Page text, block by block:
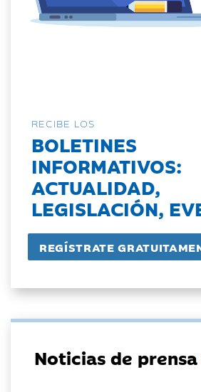
RECIBE LOS
BOLETINES
INFORMATIVOS:
ACTUALIDAD,
LEGISLACIÓN,
Noticias de prensa